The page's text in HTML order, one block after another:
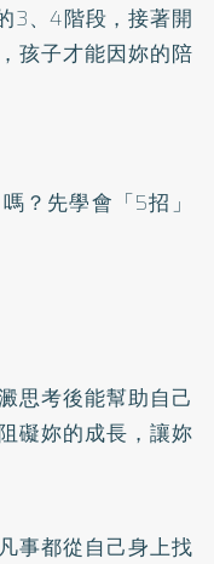
3、4階段，接著開
孩子才能因妳的陪
？先學會「5招」
思考後能幫助自己
礙妳的成長，讓妳
事都從自己身上找